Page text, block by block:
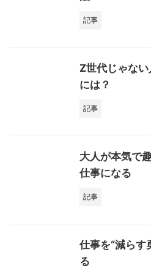
記事
Z世代じゃな
には？
記事
大人が本気で
仕事になる
記事
仕事を“減らす
る